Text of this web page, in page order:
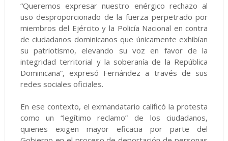
“Queremos expresar nuestro enérgico rechazo al
uso desproporcionado de la fuerza perpetrado por
miembros del Ejército y la Policía Nacional en contra
de ciudadanos dominicanos que únicamente exhibían
su patriotismo, elevando su voz en favor de la
integridad territorial y la soberanía de la República
Dominicana”, expresó Fernández a través de sus
redes sociales oficiales.
En ese contexto, el exmandatario calificó la protesta
como un “legítimo reclamo” de los ciudadanos,
quienes exigen mayor eficacia por parte del